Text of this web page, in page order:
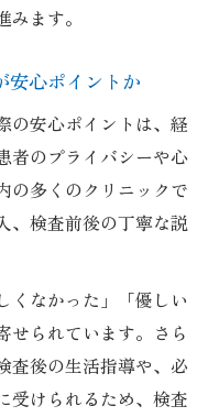
ない消化器内科の
欠かせない理由
科の選び方ガイド
化器内科の選び方
たい守山市のポイ
科を選ぶコツ
守山市の傾向
消化器内科を探す
ます。
安心ポイントか
の安心ポイントは、経
者のプライバシーや心
の多くのクリニックで
、検査前後の丁寧な説
くなかった」「優しい
せられています。さら
査後の生活指導や、必
受けられるため、検査